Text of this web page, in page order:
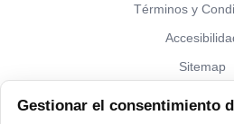
Términos y
Sitemap
Gestionar el consentimiento